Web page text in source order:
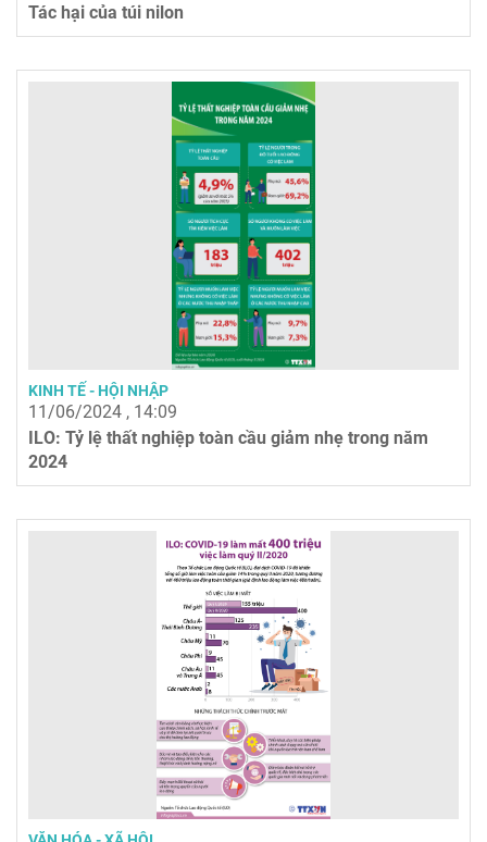
Tác hại của túi nilon
KINH TẾ - HỘI NHẬP
11/06/2024 , 14:09
ILO: Tỷ lệ thất nghiệp toàn cầu giảm nhẹ trong năm
2024